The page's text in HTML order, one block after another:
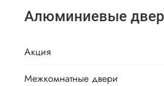
Алюминиевые
Акция
Межкомнатные двери